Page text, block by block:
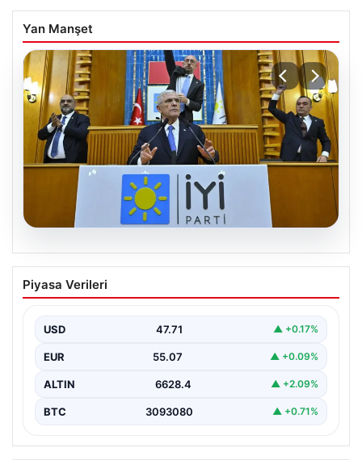
Yan Manşet
İYİ Parti’den ‘çerçeve yasa’ teklifi için
Anayasa Komisyonuna başvuru
Piyasa Verileri
USD 47.71 ▲ +0.17%
EUR 55.07 ▲ +0.09%
ALTIN 6628.4 ▲ +2.09%
BTC 3093080 ▲ +0.71%